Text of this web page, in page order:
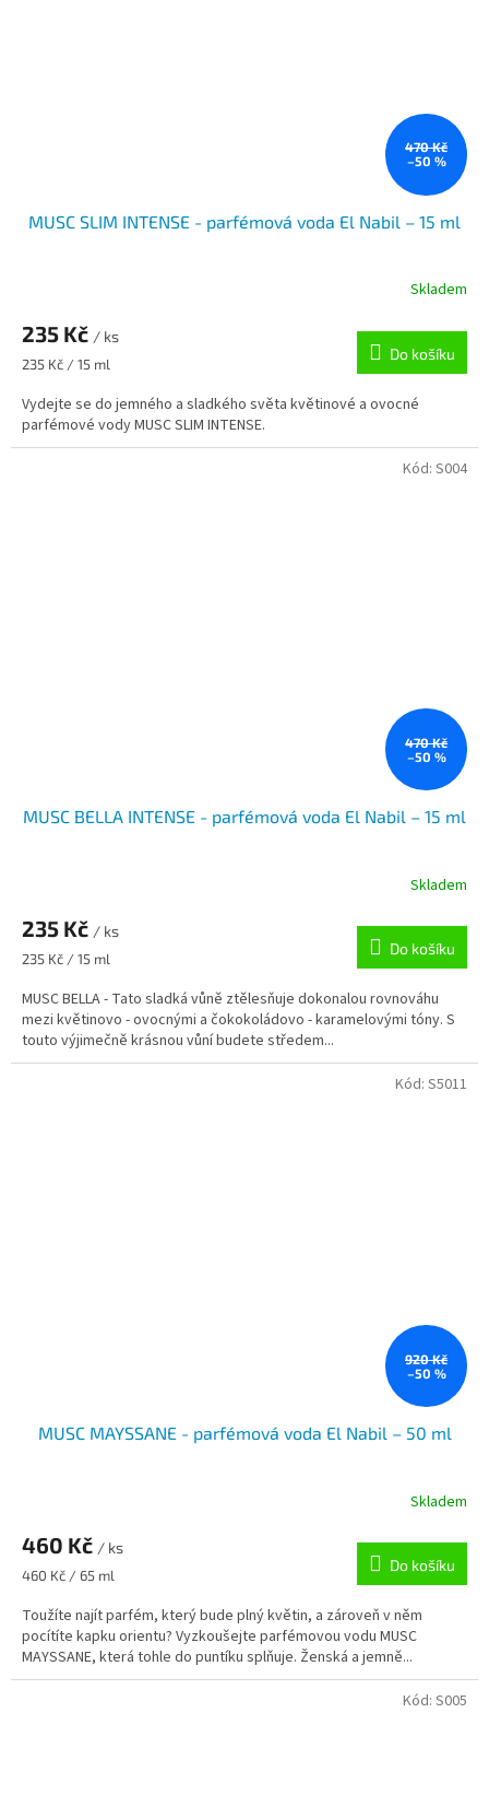
470 Kč
–50 %
MUSC SLIM INTENSE - parfémová voda El Nabil – 15 ml
Skladem
235 Kč / ks
Měrná
235 Kč / 15 ml
Do košíku
Vydejte se do jemného a sladkého světa květinové a ovocné
parfémové vody MUSC SLIM INTENSE.
470 Kč
–50 %
MUSC BELLA INTENSE - parfémová voda El Nabil – 15 ml
Skladem
235 Kč / ks
Měrná
235 Kč / 15 ml
Do košíku
MUSC BELLA - Tato sladká vůně ztělesňuje dokonalou rovnováhu
mezi květinovo - ovocnými a čokokoládovo - karamelovými tóny. S
touto výjimečně krásnou vůní budete středem...
Kód: S004
920 Kč
–50 %
MUSC MAYSSANE - parfémová voda El Nabil – 50 ml
Skladem
460 Kč / ks
Měrná
460 Kč / 65 ml
Do košíku
Toužíte najít parfém, který bude plný květin, a zároveň v něm
pocítíte kapku orientu? Vyzkoušejte parfémovou vodu MUSC
MAYSSANE, která tohle do puntíku splňuje. Ženská a jemně...
Kód: S5011
Kód: S005